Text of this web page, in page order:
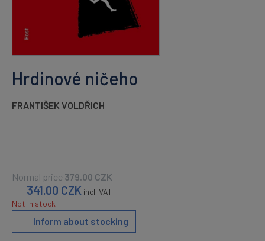
Hrdinové ničeho
FRANTIŠEK VOLDŘICH
Normal price 379.00CZK
341.00 CZK incl. VAT
Not in stock
Inform about stocking